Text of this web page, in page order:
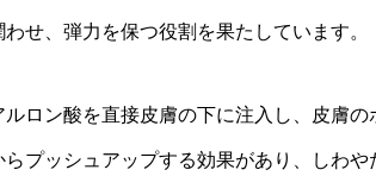
せ、弾力を保つ役割を果たしています。
ロン酸を直接皮膚の下に注入し、皮膚
プッシュアップする効果があり、しわ